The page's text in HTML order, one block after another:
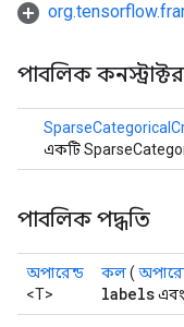
পাবলিক কনস্ট্রাক্টর
একটি
পাবলিক পদ্ধতি
অপারেন্ড
<T>
কল(
labelsএবং